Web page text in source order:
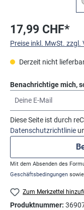
17,99 CHF*
Preise inkl. MwSt. zzgl.
Derzeit nicht
Benachrichtige mich,
Diese Seite ist durch
Datenschutzrichtlinie
Mit dem Absenden des
Geschäftsbedingungen
Zum Merkzettel
Produktnummer: